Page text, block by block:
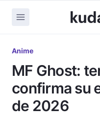
Anime
MF Ghost:
confirma su
de 2026